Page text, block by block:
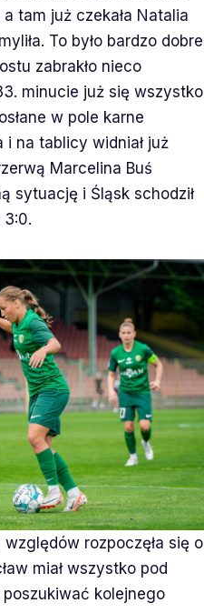
tam już czekała Natalia
To było bardzo dobre
zabrakło nieco
minucie już się wszystko
w pole karne
i na tablicy widniał już
Marcelina Buś
sytuację i Śląsk schodził
3:0.
rozpoczęła się o
miał wszystko pod
poszukiwać kolejnego